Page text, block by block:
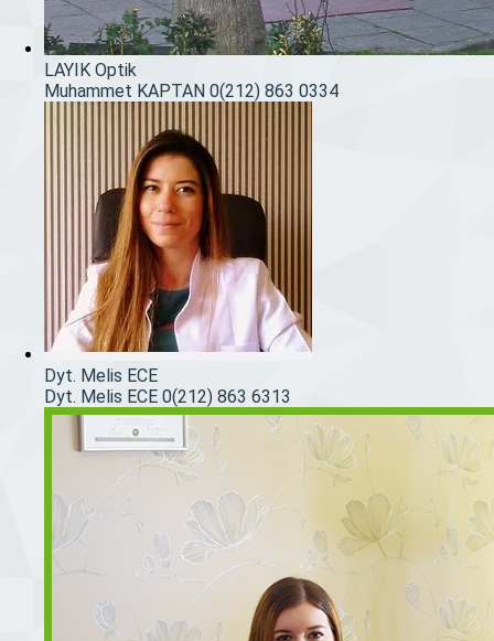
LAYIK Optik
Muhammet KAPTAN 0(212) 863 0334
Dyt. Melis ECE
Dyt. Melis ECE 0(212) 863 6313